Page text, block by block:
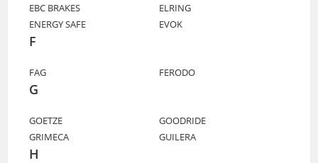
EBC BRAKES
ELRING
ENERGY SAFE
EVOK
F
FAG FERODO
G
GOETZE
GOODRIDE
GRIMECA
GUILERA
H